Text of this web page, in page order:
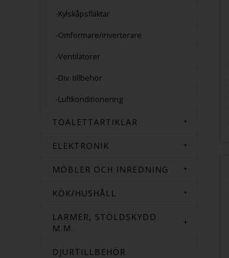
-Kylskåpsfläktar
-Omformare/inverterare
-Ventilatorer
-Div. tillbehör
-Luftkonditionering
TOALETTARTIKLAR
ELEKTRONIK
MÖBLER OCH INREDNING
KÖK/HUSHÅLL
LARMER, STÖLDSKYDD
M.M.
DJURTILLBEHÖR